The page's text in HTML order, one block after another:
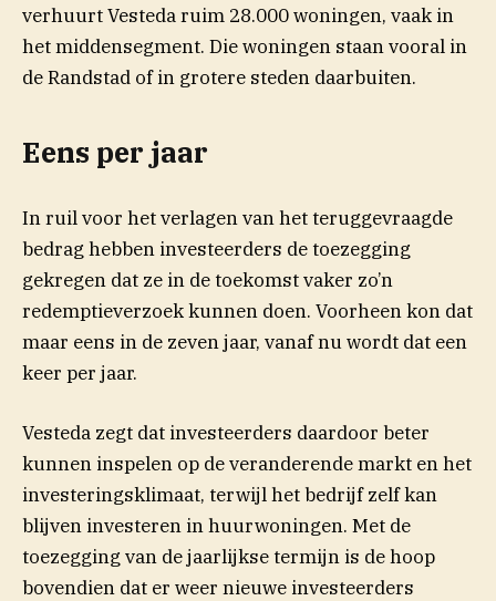
verhuurt Vesteda ruim 28.000 woningen, vaak in
het middensegment. Die woningen staan vooral in
de Randstad of in grotere steden daarbuiten.
Eens per jaar
In ruil voor het verlagen van het teruggevraagde
bedrag hebben investeerders de toezegging
gekregen dat ze in de toekomst vaker zo’n
redemptieverzoek kunnen doen. Voorheen kon dat
maar eens in de zeven jaar, vanaf nu wordt dat een
keer per jaar.
Vesteda zegt(opent in nieuw venster)
dat investeerders daardoor beter
kunnen inspelen op de veranderende markt en het
investeringsklimaat, terwijl het bedrijf zelf kan
blijven investeren in huurwoningen. Met de
toezegging van de jaarlijkse termijn is de hoop
bovendien dat er weer nieuwe investeerders